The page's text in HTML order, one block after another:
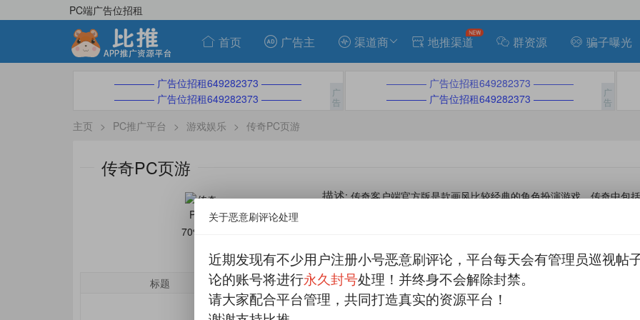
PC端广告位招租
首页 广告主 渠道商 地推渠道 群资源 骗子曝光
———— 广告位招租649282373 ————
———— 广告位招租649282373 ————
———— 广告位招租649282373 ————
———— 广告位招租649282373 ————
主页
> PC推广平台 > 游戏娱乐 > 传奇PC页游
传奇PC页游
70%分成
描述: 传奇客户端官方版是款画风比较经典的角色扮演游戏。传奇中包
标题 单价 平台 分成 qq 微信 手机
关于恶意刷评论处理
近期发现有不少用户注册小号恶意刷评论，平台每天会有管理员巡视帖
论的账号将进行永久封号处理！并终身不会解除封禁。
请大家配合平台管理，共同打造真实的资源平台！